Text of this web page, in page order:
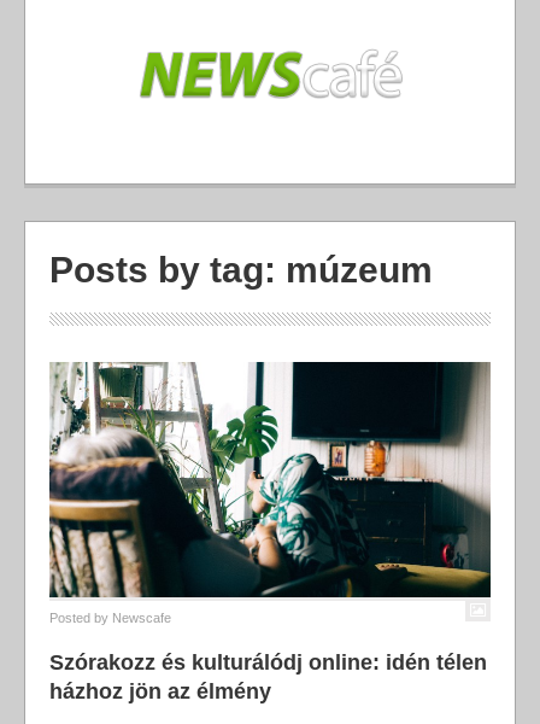
Posts by tag: múzeum
Posted by Newscafe
Szórakozz és kulturálódj online: idén télen
házhoz jön az élmény